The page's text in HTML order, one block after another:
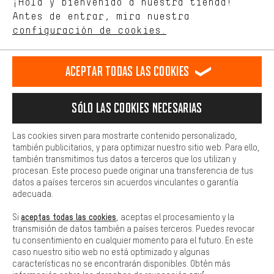
español
ES english
EN Deutsch
DE
RESCINDIR EL CONTRATO Comunidad de Aquisgrán Programa de afiliados
Aviso Legal Protección de datos Condiciones Generales
Plataforma de reportes Reciclaje de baterias
Configuración de las cookies Ajusta el contraste
Todos los precios indicados son en euros e sin MwSt, más
gastos de envío aEstados Unidos.
Antes de entrar, mira nuestra
configuración de cookies.
de nuestro sitio web y nuestra oferta de la tienda con tu
comportamiento de compra.
Más confort
cookies de comodidad, creamos enlaces a plataformas de redes
sociales. Esto nos permite proporcionarle más contenido e
adicionales que le ayudarán a encontrar los productos adecuados.
preguntas de forma rápida y sencilla.
Básica
Las cookies básicas aseguran que puedas usar nuestro sitio web.
Aceptar todas las cookies
Sólo las cookies necesarias
Las cookies sirven para mostrarte contenido personalizado,
también publicitarios, y para optimizar nuestro sitio web. Para ello,
también transmitimos tus datos a terceros que los utilizan y
procesan. Este proceso puede originar una transferencia de tus
datos a países terceros sin acuerdos vinculantes o garantía
adecuada.
Si aceptas todas las cookies , aceptas el procesamiento y la
transmisión de datos también a países terceros. Puedes revocar
tu consentimiento en cualquier momento para el futuro. En este
caso nuestro sitio web no está optimizado y algunas
características no se encontrarán disponibles. Obtén más